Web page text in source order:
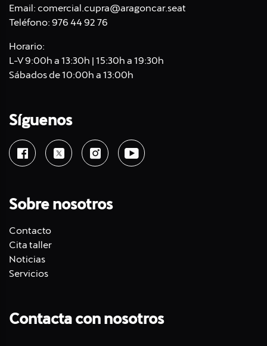
Email: comercial.cupra@aragoncar.seat
Teléfono: 976 44 92 76
Horario:
L-V 9:00h a 13:30h | 15:30h a 19:30h
Sábados de 10:00h a 13:00h
Síguenos
Sobre nosotros
Contacto
Cita taller
Noticias
Servicios
Contacta con nosotros